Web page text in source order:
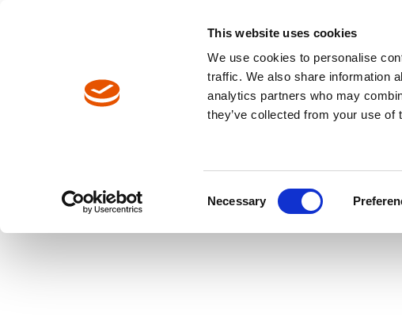
This website uses cookies
We use cookies to personalise
traffic. We also share information
analytics partners who may
they’ve collected from your use of
Necessary
WERKZEUGE
Werkzeugkatalog